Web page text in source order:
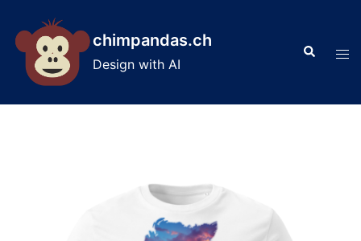
content
chimpandas.ch
Design with AI
Search